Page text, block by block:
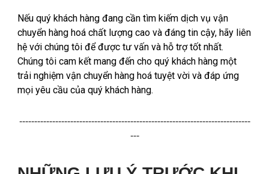
Nếu quý khách hàng đang cần tìm kiếm dịch vụ vận
chuyển hàng hoá chất lượng cao và đáng tin cậy, hãy liên
hệ với chúng tôi để được tư vấn và hỗ trợ tốt nhất.
Chúng tôi cam kết mang đến cho quý khách hàng một
trải nghiệm vận chuyển hàng hoá tuyệt vời và đáp ứng
mọi yêu cầu của quý khách hàng.
-----------------------------------------------------------------------------
---